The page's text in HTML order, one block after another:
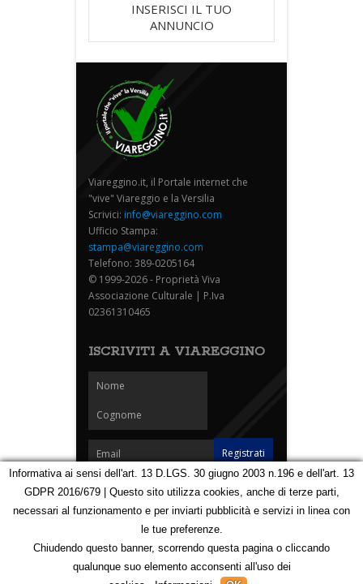
INSERISCI IL TUO
ANNUNCIO
Viareggino.it, il Portale internet che
"vive" Viareggio e la Versilia
Scrivici: info@viareggino.com
Ufficio Stampa:
stampa@viareggino.com
Telefono: 389-0205164
© 1999-2026 - Proprietà Viva
Associazione Culturale | P.Iva
02361310465
ISCRIVITI A VIAREGGINO
Homepage Notizie Speciali Eventi Foto Carnevale
Partners
Contatti
Mappa
123115949
Informativa ai sensi dell'art. 13 D.LGS. 30 giugno 2003 n.196 e dell'art. 13
GDPR 2016/679 | Questo sito utilizza cookies, anche di terze parti,
necessari al funzionamento e per inviarti pubblicità e servizi in linea con
le tue preferenze.
Chiudendo questo banner, scorrendo questa pagina o cliccando
qualunque suo elemento acconsenti all'uso dei